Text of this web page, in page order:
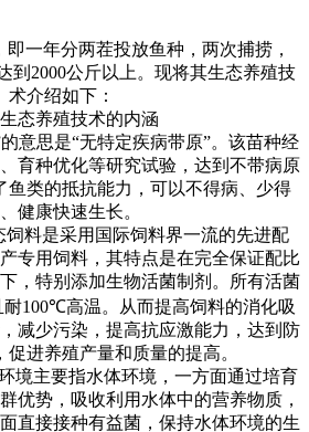
即一年分两茬投放鱼种，两次捕捞，
到 2000公斤以上。现将其生态养殖技
术介绍如下：
态养殖技术的内涵
的意思是“无特定疾病带原”。该苗种经
育种优化等研究试验，达到不带病原
鱼类的抵抗能力，可以不得病、少得
健康快速生长。
饲料是采用国际饲料界一流的先进配
专用饲料，其特点是在完全保证配比
，特别添加生物活菌制剂。所有活菌
耐100℃高温。从而提高饲料的消化吸
减少污染，提高抗应激能力，达到防
进养殖产量和质量的提高。
境主要指水体环境，一方面通过培育
优势，吸收利用水体中的营养物质，
直接接种有益菌，保持水体环境的生